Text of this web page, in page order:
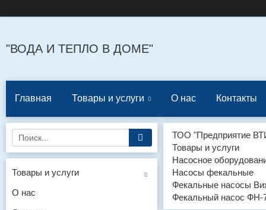
"ВОДА И ТЕПЛО В ДОМЕ"
Главная Товары и услуги О нас Контакты
ТОО "Предприятие
Товары и услуги
Насосное
Насосы фекальные
Фекальные насосы
Фекальный насос ФН-
Товары и услуги
О нас